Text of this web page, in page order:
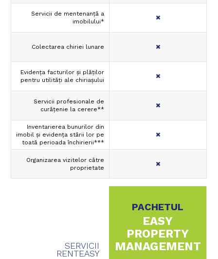
Servicii de mentenanţă a
imobilului*
Colectarea chiriei lunare
Evidenţa facturilor şi plăţilor
pentru utilităţi ale chiriaşului
Servicii profesionale de
curăţenie la cerere**
Inventarierea bunurilor din
imobil şi evidenţa stării lor pe
toată perioada închirierii***
Organizarea vizitelor către
proprietate
SERVICII
RENTEASY
PACHETUL
EASY
PROPERTY
MANAGEMENT